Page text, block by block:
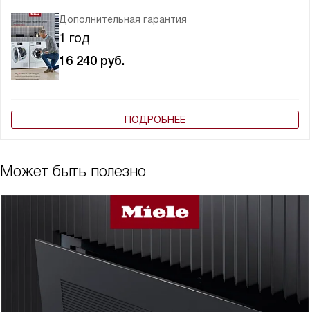
Дополнительная гарантия
1 год
16 240 руб.
ПОДРОБНЕЕ
Может быть полезно